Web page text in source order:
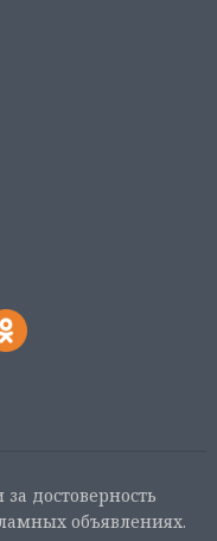
достоверность
объявлениях.